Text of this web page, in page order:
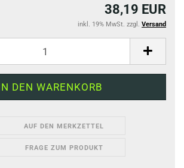
38,19 EUR
inkl. 19% MwSt. zzgl. Versand
AUF DEN MERKZETTEL
FRAGE ZUM PRODUKT